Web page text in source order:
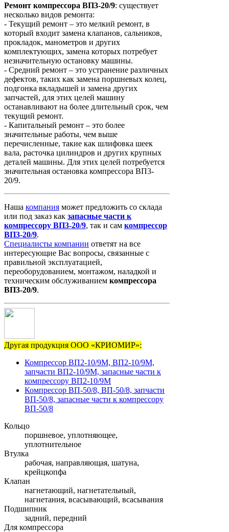
Ремонт компрессора ВП3-20/9: существует
несколько видов ремонта:
- Текущий ремонт – это мелкий ремонт, в
который входит замена клапанов, сальников,
прокладок, манометров и других
комплектующих, замена которых потребует
незначительную остановку машины.
- Средний ремонт – это устранение различных
дефектов, таких как замена поршневых колец,
подгонка вкладышей и замена других
запчастей, для этих целей машину
останавливают на более длительный срок, чем
текущий ремонт.
- Капитальный ремонт – это более
значительные работы, чем выше
перечисленные, такие как шлифовка шеек
вала, расточка цилиндров и других крупных
деталей машины. Для этих целей потребуется
значительная остановка компрессора ВП3-
20/9.
Наша компания может предложить со склада
или под заказ как запасные части к
компрессору ВП3-20/9, так и сам компрессор
ВП3-20/9.
Специалисты компании ответят на все
интересующие Вас вопросы, связанные с
правильной эксплуатацией,
переоборудованием, монтажом, наладкой и
техническим обслуживанием компрессора
ВП3-20/9.
Другая продукция ООО «КРИОМИР»:
Компрессор ВП2-10/9М, ВП2-10/9М,
запчасти ВП2-10/9М, запасные части к
компрессору ВП2-10/9М
Компрессор ВП-50/8, ВП-50/8, запчасти
ВП-50/8, запасные части к компрессору
ВП-50/8
Кольцо
поршневое, уплотняющее,
уплотнительное
Втулка
рабочая, направляющая, шатуна,
крейцкопфа
Клапан
нагнетающий, нагнетательный,
нагнетания, всасывающий, всасывания
Подшипник
задний, передний
Для компрессора